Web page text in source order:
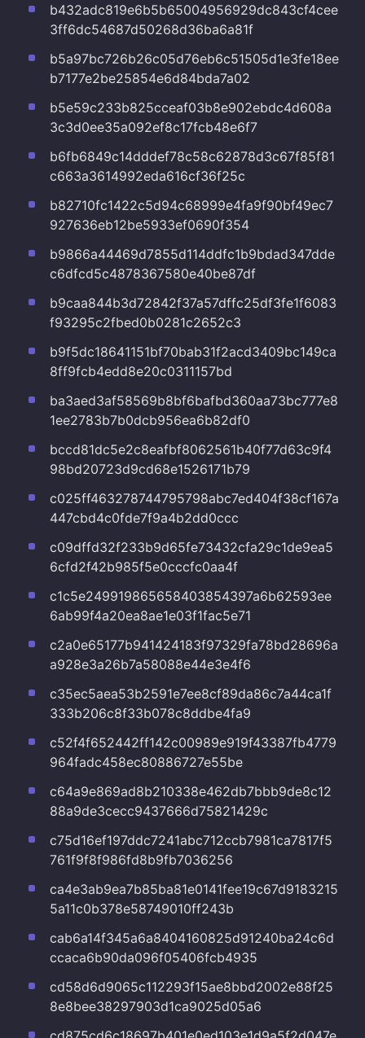
b432adc819e6b5b65004956929dc843cf4cee
3ff6dc54687d50268d36ba6a81f
b5a97bc726b26c05d76eb6c51505d1e3fe18ee
b7177e2be25854e6d84bda7a02
b5e59c233b825cceaf03b8e902ebdc4d608a
3c3d0ee35a092ef8c17fcb48e6f7
b6fb6849c14dddef78c58c62878d3c67f85f81
c663a3614992eda616cf36f25c
b82710fc1422c5d94c68999e4fa9f90bf49ec7
927636eb12be5933ef0690f354
b9866a44469d7855d114ddfc1b9bdad347dde
c6dfcd5c4878367580e40be87df
b9caa844b3d72842f37a57dffc25df3fe1f6083
f93295c2fbed0b0281c2652c3
b9f5dc18641151bf70bab31f2acd3409bc149ca
8ff9fcb4edd8e20c0311157bd
ba3aed3af58569b8bf6bafbd360aa73bc777e8
1ee2783b7b0dcb956ea6b82df0
bccd81dc5e2c8eafbf8062561b40f77d63c9f4
98bd20723d9cd68e1526171b79
c025ff463278744795798abc7ed404f38cf167a
447cbd4c0fde7f9a4b2dd0ccc
c09dffd32f233b9d65fe73432cfa29c1de9ea5
6cfd2f42b985f5e0cccfc0aa4f
c1c5e249919865658403854397a6b62593ee
6ab99f4a20ea8ae1e03f1fac5e71
c2a0e65177b941424183f97329fa78bd28696a
a928e3a26b7a58088e44e3e4f6
c35ec5aea53b2591e7ee8cf89da86c7a44ca1f
333b206c8f33b078c8ddbe4fa9
c52f4f652442ff142c00989e919f43387fb4779
964fadc458ec80886727e55be
c64a9e869ad8b210338e462db7bbb9de8c12
88a9de3cecc9437666d75821429c
c75d16ef197ddc7241abc712ccb7981ca7817f5
761f9f8f986fd8b9fb7036256
ca4e3ab9ea7b85ba81e0141fee19c67d9183215
5a11c0b378e58749010ff243b
cab6a14f345a6a8404160825d91240ba24c6d
ccaca6b90da096f05406fcb4935
cd58d6d9065c112293f15ae8bbd2002e88f25
8e8bee38297903d1ca9025d05a6